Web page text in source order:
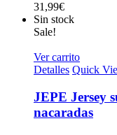
31,99€
Sin stock
Sale!
Ver carrito
Detalles Quick
JEPE Jersey
nacaradas